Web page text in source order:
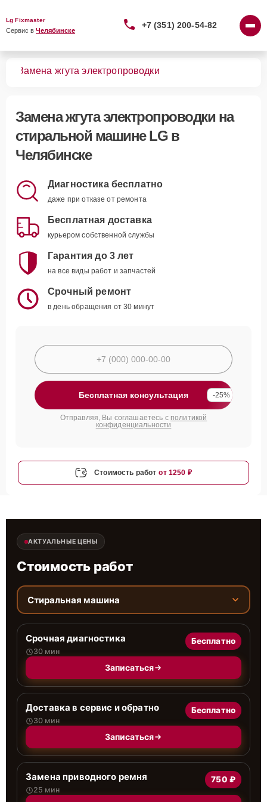
Lg Fixmaster
Сервис в Челябинске
+7 (351) 200-54-82
Замена жгута электропроводки
Замена жгута электропроводки на
стиральной машине LG в
Челябинске
Диагностика бесплатно
даже при отказе от ремонта
Бесплатная доставка
курьером собственной службы
Гарантия до 3 лет
на все виды работ и запчастей
Срочный ремонт
в день обращения от 30 минут
Бесплатная консультация -25%
Отправляя, Вы соглашаетесь с политикой
конфиденциальности
Стоимость работ от 1250 ₽
АКТУАЛЬНЫЕ ЦЕНЫ
Стоимость работ
Стиральная машина
Срочная диагностика
30 мин
Бесплатно
Записаться
Доставка в сервис и обратно
30 мин
Бесплатно
Записаться
Замена приводного ремня
25 мин
750 ₽